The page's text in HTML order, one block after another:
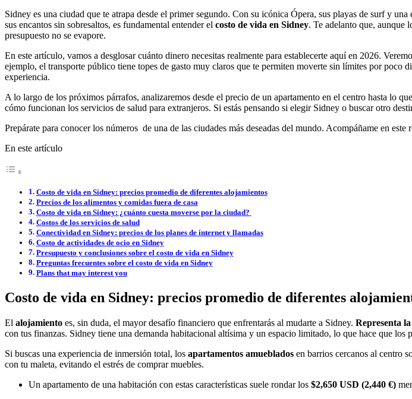
Sidney es una ciudad que te atrapa desde el primer segundo. Con su icónica Ópera, sus playas de surf y
sus encantos sin sobresaltos, es fundamental entender el costo de vida en Sidney. Te adelanto que, aunque
presupuesto no se evapore.
En este artículo, vamos a desglosar cuánto dinero necesitas realmente para establecerte aquí en 2026.
ejemplo, el transporte público tiene topes de gasto muy claros que te permiten moverte sin límites por
experiencia.
A lo largo de los próximos párrafos, analizaremos desde el precio de un apartamento en el centro hasta lo
cómo funcionan los servicios de salud para extranjeros. Si estás pensando si elegir Sidney o buscar otro
Prepárate para conocer los números de una de las ciudades más deseadas del mundo. Acompáñame en
En este artículo
Costo de vida en Sidney: precios promedio de diferentes alojamientos
Precios de los alimentos y comidas fuera de casa
Costo de vida en Sidney: ¿cuánto cuesta moverse por la ciudad?
Costos de los servicios de salud
Conectividad en Sidney: precios de los planes de internet y llamadas
Costo de actividades de ocio en Sidney
Presupuesto y conclusiones sobre el costo de vida en Sidney
Preguntas frecuentes sobre el costo de vida en Sidney
Plans that may interest you
Costo de vida en Sidney: precios promedio de diferentes
El alojamiento es, sin duda, el mayor desafío financiero que enfrentarás al mudarte a Sidney. Representa
con tus finanzas. Sidney tiene una demanda habitacional altísima y un espacio limitado, lo que hace que los
Si buscas una experiencia de inmersión total, los apartamentos amueblados en barrios cercanos al centro
con tu maleta, evitando el estrés de comprar muebles.
Un apartamento de una habitación con estas características suele rondar los $2,650 USD (2,440 €)